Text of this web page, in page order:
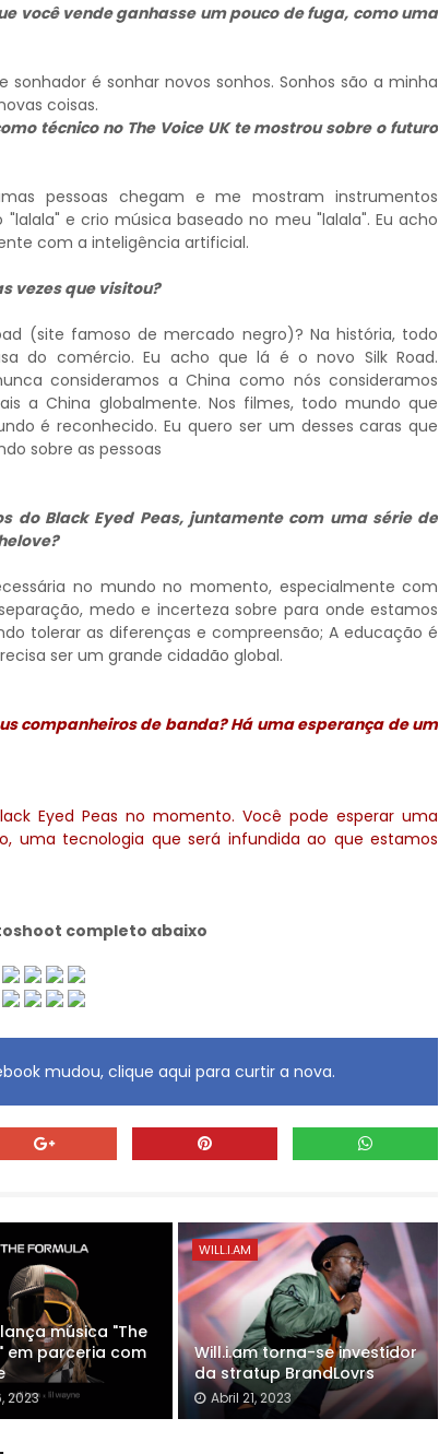
você vende ganhasse um pouco de fuga, como uma
é sonhar novos sonhos. Sonhos são a minha
coisas.
técnico no The Voice UK te mostrou sobre o futuro
pessoas chegam e me mostram instrumentos
e crio música baseado no meu "lalala". Eu acho
com a inteligência artificial.
vezes que visitou?
(site famoso de mercado negro)? Na história, todo
do comércio. Eu acho que lá é o novo Silk Road.
consideramos a China como nós consideramos
a China globalmente. Nos filmes, todo mundo que
é reconhecido. Eu quero ser um desses caras que
sobre as pessoas
do Black Eyed Peas, juntamente com uma série de
no mundo no momento, especialmente com
medo e incerteza sobre para onde estamos
tolerar as diferenças e compreensão; A educação é
ser um grande cidadão global.
companheiros de banda? Há uma esperança de um
Eyed Peas no momento. Você pode esperar uma
uma tecnologia que será infundida ao que estamos
completo abaixo
mudou, clique aqui para curtir a nova.
música "The
em parceria com
2023
WILL.I.AM
Will.i.am torna-se investidor
da stratup BrandLovrs
Abril 21, 2023